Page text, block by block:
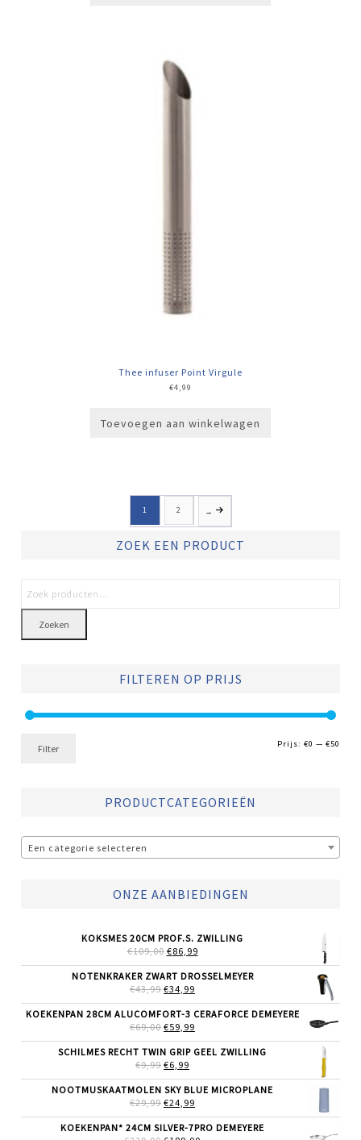
Thee infuser Point Virgule
€4,99
Toevoegen aan winkelwagen
1 2 →
ZOEK EEN PRODUCT
Zoeken
FILTEREN OP PRIJS
Filter Prijs: €0 — €50
PRODUCTCATEGORIEËN
Een categorie selecteren
ONZE AANBIEDINGEN
KOKSMES 20CM PROF.S. ZWILLING
€109,00 OORSPRONKELIJKE
WAS:
€109,00.
€86,99HUIDIGE
IS:
NOTENKRAKER ZWART DROSSELMEYER
€43,99 OORSPRONKELIJKE
WAS:
€43,99.
€34,99
IS:
KOEKENPAN 28CM ALUCOMFORT-3 CERAFORCE DEMEYERE
€69,00 OORSPRONKELIJKE
WAS:
€69,00.
€59,99
IS:
SCHILMES RECHT TWIN GRIP GEEL ZWILLING
€9,99 OORSPRONKELIJKE
WAS:
€9,99.
€6,99
IS:
€6,99.
NOOTMUSKAATMOLEN SKY BLUE MICROPLANE
€29,99 OORSPRONKELIJKE
WAS:
€29,99.
€24,99
IS:
€24,99.
KOEKENPAN* 24CM SILVER-7PRO DEMEYERE